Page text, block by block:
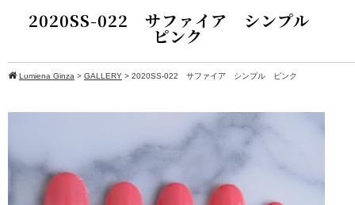
2020SS-022 サファイア シンプル
ピンク
Lumiena Ginza > GALLERY > 2020SS-022 サファイア シンプル ピンク